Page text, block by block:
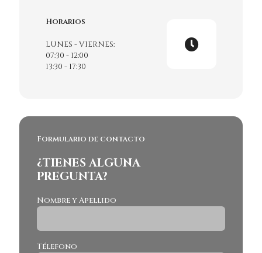
Horarios
LUNES - VIERNES:
07:30 - 12:00
13:30 - 17:30
Formulario de contacto
¿TIENES ALGUNA
PREGUNTA?
Nombre y Apellido
Télefono